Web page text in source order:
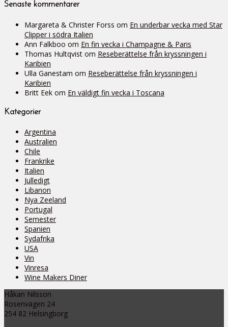
Senaste kommentarer
Margareta & Christer Forss om En underbar vecka med Star
Clipper i södra Italien
Ann Falkboo om En fin vecka i Champagne & Paris
Thomas Hultqvist om Reseberättelse från kryssningen i
Karibien
Ulla Ganestam om Reseberättelse från kryssningen i
Karibien
Britt Eek om En väldigt fin vecka i Toscana
Kategorier
Argentina
Australien
Chile
Frankrike
Italien
Julledigt
Libanon
Nya Zeeland
Portugal
Semester
Spanien
Sydafrika
USA
Vin
Vinresa
Wine Makers Diner
Håkan Nilsson
Rosenvägen 24
254 82 Helsingborg